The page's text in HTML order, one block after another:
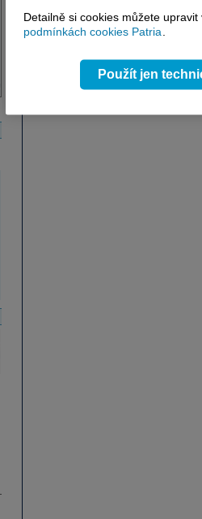
Detailně si cookies můžete
podmínkách cookies Patria.
Použít jen